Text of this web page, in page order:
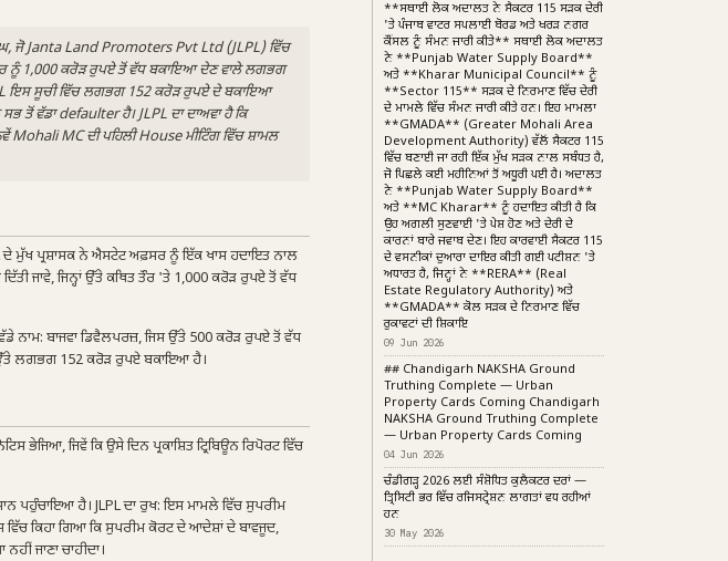
ਜੋ Janta Land Promoters Pvt Ltd (JLPL) ਵਿੱਚ
ਨੂੰ 1,000 ਕਰੋੜ ਰੁਪਏ ਤੋਂ ਵੱਧ ਬਕਾਇਆ ਦੇਣ ਵਾਲੇ ਲਗਭਗ
ਇਸ ਸੂਚੀ ਵਿੱਚ ਲਗਭਗ 152 ਕਰੋੜ ਰੁਪਏ ਦੇ ਬਕਾਇਆ
ਤੋਂ ਵੱਡਾ defaulter ਹੈ। JLPL ਦਾ ਦਾਅਵਾ ਹੈ ਕਿ
MC ਦੀ ਪਹਿਲੀ House ਮੀਟਿੰਗ ਵਿੱਚ ਸ਼ਾਮਲ
ਮੁੱਖ ਪ੍ਰਸ਼ਾਸਕ ਨੇ ਐਸਟੇਟ ਅਫ਼ਸਰ ਨੂੰ ਇੱਕ ਖਾਸ ਹਦਾਇਤ ਨਾਲ
ਜਾਵੇ, ਜਿਨ੍ਹਾਂ ਉੱਤੇ ਕਥਿਤ ਤੌਰ 'ਤੇ 1,000 ਕਰੋੜ ਰੁਪਏ ਤੋਂ ਵੱਧ
ਨਾਮ: ਬਾਜਵਾ ਡਿਵੈਲਪਰਜ਼, ਜਿਸ ਉੱਤੇ 500 ਕਰੋੜ ਰੁਪਏ ਤੋਂ ਵੱਧ
ਉੱਤੇ ਲਗਭਗ 152 ਕਰੋੜ ਰੁਪਏ ਬਕਾਇਆ ਹੈ।
ਜਿਵੇਂ ਕਿ ਉਸੇ ਦਿਨ ਪ੍ਰਕਾਸ਼ਿਤ ਟ੍ਰਿਬਿਊਨ ਰਿਪੋਰਟ ਵਿੱਚ
ਪਹੁੰਚਾਇਆ ਹੈ। JLPL ਦਾ ਰੁਖ: ਇਸ ਮਾਮਲੇ ਵਿੱਚ ਸੁਪਰੀਮ
ਕਿਹਾ ਗਿਆ ਕਿ ਸੁਪਰੀਮ ਕੋਰਟ ਦੇ ਆਦੇਸ਼ਾਂ ਦੇ ਬਾਵਜੂਦ,
ਜਾਣਾ ਚਾਹੀਦਾ।
**ਸਥਾਈ ਲੋਕ ਅਦਾਲਤ ਨੇ ਸੈਕਟਰ 115 ਸੜਕ ਦੇਰੀ
'ਤੇ ਪੰਜਾਬ ਵਾਟਰ ਸਪਲਾਈ ਬੋਰਡ ਅਤੇ ਖਰੜ ਨਗਰ
ਕੌਂਸਲ ਨੂੰ ਸੰਮਨ ਜਾਰੀ ਕੀਤੇ** ਸਥਾਈ ਲੋਕ ਅਦਾਲਤ
ਨੇ **Punjab Water Supply Board**
ਅਤੇ **Kharar Municipal Council** ਨੂੰ
**Sector 115** ਸੜਕ ਦੇ ਨਿਰਮਾਣ ਵਿੱਚ ਦੇਰੀ
ਦੇ ਮਾਮਲੇ ਵਿੱਚ ਸੰਮਨ ਜਾਰੀ ਕੀਤੇ ਹਨ। ਇਹ ਮਾਮਲਾ
**GMADA** (Greater Mohali Area
Development Authority) ਵੱਲੋਂ ਸੈਕਟਰ 115
ਵਿੱਚ ਬਣਾਈ ਜਾ ਰਹੀ ਇੱਕ ਮੁੱਖ ਸੜਕ ਨਾਲ ਸਬੰਧਤ ਹੈ,
ਜੋ ਪਿਛਲੇ ਕਈ ਮਹੀਨਿਆਂ ਤੋਂ ਅਧੂਰੀ ਪਈ ਹੈ। ਅਦਾਲਤ
ਨੇ **Punjab Water Supply Board**
ਅਤੇ **MC Kharar** ਨੂੰ ਹਦਾਇਤ ਕੀਤੀ ਹੈ ਕਿ
ਉਹ ਅਗਲੀ ਸੁਣਵਾਈ 'ਤੇ ਪੇਸ਼ ਹੋਣ ਅਤੇ ਦੇਰੀ ਦੇ
ਕਾਰਨਾਂ ਬਾਰੇ ਜਵਾਬ ਦੇਣ। ਇਹ ਕਾਰਵਾਈ ਸੈਕਟਰ 115
ਦੇ ਵਸਨੀਕਾਂ ਦੁਆਰਾ ਦਾਇਰ ਕੀਤੀ ਗਈ ਪਟੀਸ਼ਨ 'ਤੇ
ਅਧਾਰਤ ਹੈ, ਜਿਨ੍ਹਾਂ ਨੇ **RERA** (Real
Estate Regulatory Authority) ਅਤੇ
**GMADA** ਕੋਲ ਸੜਕ ਦੇ ਨਿਰਮਾਣ ਵਿੱਚ
ਰੁਕਾਵਟਾਂ ਦੀ ਸ਼ਿਕਾਇ
09 Jun 2026
## Chandigarh NAKSHA Ground
Truthing Complete — Urban
Property Cards Coming Chandigarh
NAKSHA Ground Truthing Complete
— Urban Property Cards Coming
04 Jun 2026
ਚੰਡੀਗੜ੍ਹ 2026 ਲਈ ਸੰਸ਼ੋਧਿਤ ਕੁਲੈਕਟਰ ਦਰਾਂ —
ਤ੍ਰਿਸਿਟੀ ਭਰ ਵਿੱਚ ਰਜਿਸਟ੍ਰੇਸ਼ਨ ਲਾਗਤਾਂ ਵਧ ਰਹੀਆਂ
ਹਨ
30 May 2026